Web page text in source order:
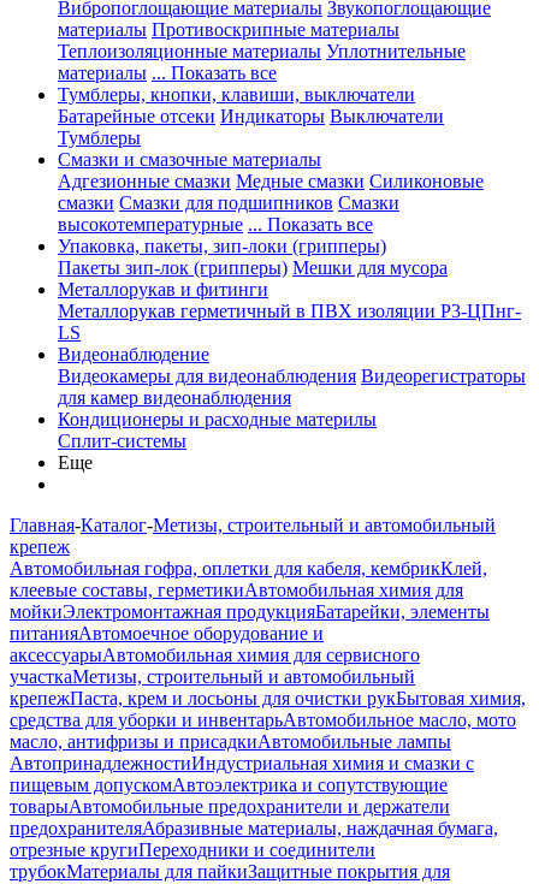
Вибропоглощающие материалы Звукопоглощающие
материалы Противоскрипные материалы
Теплоизоляционные материалы Уплотнительные
материалы ... Показать все
Тумблеры, кнопки, клавиши, выключатели
Батарейные отсеки Индикаторы Выключатели
Тумблеры
Смазки и смазочные материалы
Адгезионные смазки Медные смазки Силиконовые
смазки Смазки для подшипников Смазки
высокотемпературные ... Показать все
Упаковка, пакеты, зип-локи (грипперы)
Пакеты зип-лок (грипперы) Мешки для мусора
Металлорукав и фитинги
Металлорукав герметичный в ПВХ изоляции Р3-ЦПнг-
LS
Видеонаблюдение
Видеокамеры для видеонаблюдения Видеорегистраторы
для камер видеонаблюдения
Кондиционеры и расходные материлы
Сплит-системы
Еще
Главная-Каталог-Метизы, строительный и автомобильный
крепеж
Автомобильная гофра, оплетки для кабеля, кембрикКлей,
клеевые составы, герметикиАвтомобильная химия для
мойкиЭлектромонтажная продукцияБатарейки, элементы
питанияАвтомоечное оборудование и
аксессуарыАвтомобильная химия для сервисного
участкаМетизы, строительный и автомобильный
крепежПаста, крем и лосьоны для очистки рукБытовая химия,
средства для уборки и инвентарьАвтомобильное масло, мото
масло, антифризы и присадкиАвтомобильные лампы
АвтопринадлежностиИндустриальная химия и смазки с
пищевым допускомАвтоэлектрика и сопутствующие
товарыАвтомобильные предохранители и держатели
предохранителяАбразивные материалы, наждачная бумага,
отрезные кругиПереходники и соединители
трубокМатериалы для пайкиЗащитные покрытия для